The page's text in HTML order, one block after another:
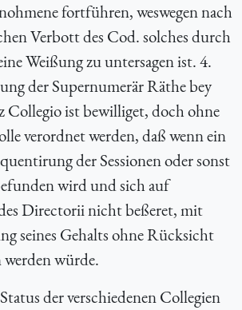
fortführen, weswegen nach
Verbott des Cod. solches durch
Weißung zu untersagen ist. 4.
der Supernumerär Räthe bey
Collegio ist bewilliget, doch ohne
verordnet werden, daß wenn ein
der Sessionen oder sonst
wird und sich auf
Directorii nicht beßeret, mit
seines Gehalts ohne Rücksicht
würde.
der verschiedenen Collegien